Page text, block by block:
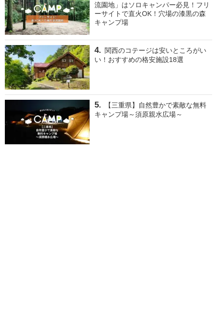
流園地」はソロキャンパー必見！フリ
ーサイトで直火OK！穴場の漆黒の森
キャンプ場
関西のコテージは安いところがい
い！おすすめの格安施設18選
【三重県】自然豊かで素敵な無料
キャンプ場～須原親水広場～